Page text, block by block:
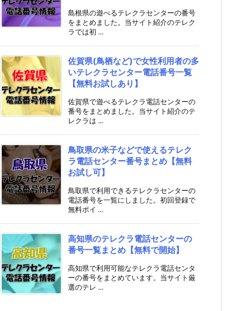
島根県の遊べるテレクラセンターの番号
をまとめました。当サイト紹介のテレク
ラでは初 ...
佐賀県(鳥栖など)で女性利用者の多
いテレクラセンター電話番号一覧
【無料お試しあり】
佐賀県で遊べるテレクラ電話センターの
番号をまとめました。当サイト紹介のテ
レクラは ...
鳥取県の米子などで使えるテレク
ラ電話センター番号まとめ【無料
お試し可】
鳥取県で利用できるテレクラセンターの
電話番号を一覧にしました。初回登録で
無料ポイ ...
高知県のテレクラ電話センターの
番号一覧まとめ【無料で開始】
高知県で利用可能なテレクラ電話センタ
ーの番号をまとめています。当サイト厳
選のテレ ...